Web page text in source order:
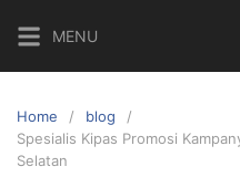
content
MENU
Home
blog
Spesialis Kipas Promosi
Selatan